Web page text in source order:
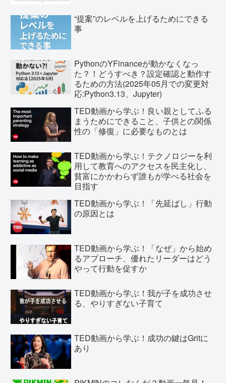
“提案”のレベルを上げるためにできる
事
PythonのYFinanceが動かなくなっ
た？！どうすべき？設定確認と動作す
るための方法(2025年05月での変更対
応:Python3.13、Jupyter)
TED動画から学ぶ！良い親としてふる
まうためにできること、子供との関係
性の「修復」に必要なものとは
TED動画から学ぶ！テクノロジーを利
用して教育へのアクセスを民主化し、
貧富にかかわらず誰もが学べる社会を
目指す
TED動画から学ぶ！「先延ばし」行動
の原因とは
TED動画から学ぶ！「なぜ」から始め
るアプローチ、優れたリーダーはどう
やって行動を促すか
TED動画から学ぶ！我が子を成功させ
る、やりすぎない子育て
TED動画から学ぶ！成功の鍵はGritに
あり